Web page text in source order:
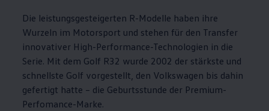
Die leistungsgesteigerten R-Modelle haben ihre
Wurzeln im Motorsport und stehen für den Transfer
innovativer High-Performance-Technologien in die
Serie. Mit dem Golf R32 wurde 2002 der stärkste und
schnellste Golf vorgestellt, den Volkswagen bis dahin
gefertigt hatte – die Geburtsstunde der Premium-
Perfomance-Marke.